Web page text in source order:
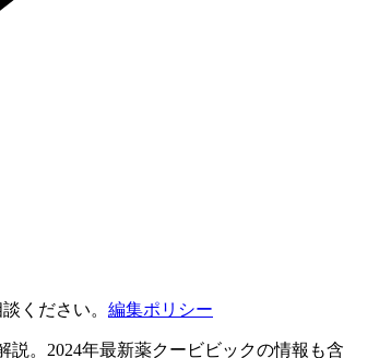
ください。 編集ポリシー
。2024年最新薬クービビックの情報も含